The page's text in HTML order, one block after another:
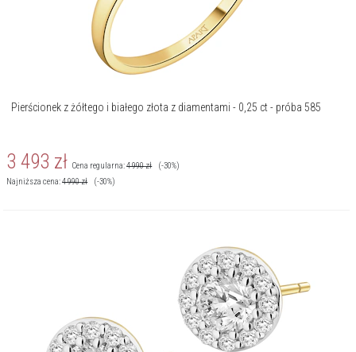
Pierścionek z żółtego i białego złota z diamentami - 0,25 ct - próba 585
3 493 zł Cena regularna:4 990zł
(-30%)
Najniższa cena:4 990zł (-30%)